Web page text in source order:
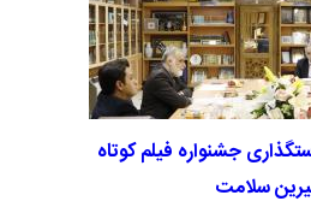
جشنواره فیلم کوتاه
سلامت